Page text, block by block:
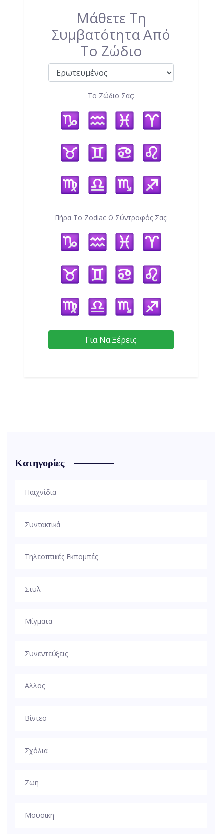
Μάθετε Τη
Συμβατότητα Από
Το Ζώδιο
Το Ζώδιο Σας:
Πήρα Το Zodiac Ο Σύντροφός Σας:
Για Να Ξέρεις
Κατηγορίες
Παιχνίδια
Συντακτικά
Τηλεοπτικές Εκπομπές
Στυλ
Μίγματα
Συνεντεύξεις
Αλλος
Βίντεο
Σχόλια
Ζωη
Μουσικη